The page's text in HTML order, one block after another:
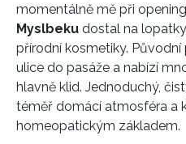
momentálně mě při
Myslbeku dostal na
přírodní kosmetiky.
ulice do pasáže a nabízí
hlavně klid. Jednoduchý,
téměř domácí atmosféra a
homeopatickým základem.